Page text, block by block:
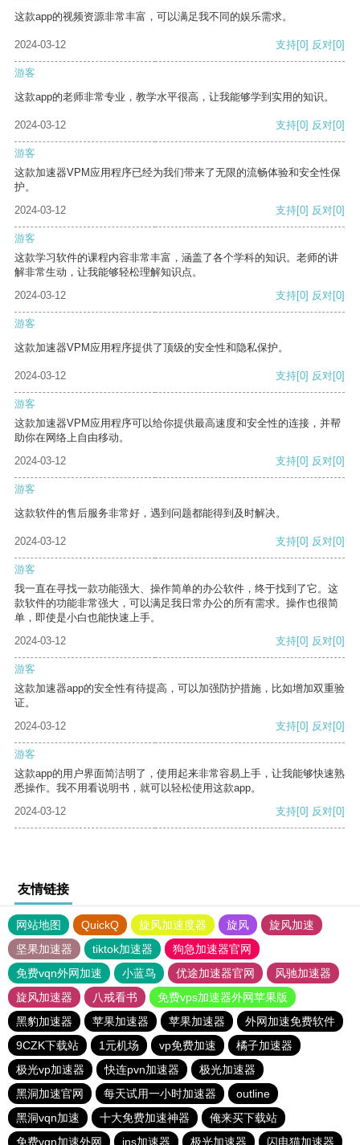
这款app的视频资源非常丰富，可以满足我不同的娱乐需求。
2024-03-12 支持[0] 反对[0]
游客
这款app的老师非常专业，教学水平很高，让我能够学到实用的知识。
2024-03-12 支持[0] 反对[0]
游客
这款加速器VPM应用程序已经为我们带来了无限的流畅体验和安全性保
护。
2024-03-12
支持[0] 反对[0]
游客
这款学习软件的课程内容非常丰富，涵盖了各个学科的知识。老师的讲
解非常生动，让我能够轻松理解知识点。
2024-03-12
支持[0] 反对[0]
游客
这款加速器VPM应用程序提供了顶级的安全性和隐私保护。
2024-03-12 支持[0] 反对[0]
游客
这款加速器VPM应用程序可以给你提供最高速度和安全性的连接，并帮
助你在网络上自由移动。
2024-03-12
支持[0] 反对[0]
游客
这款软件的售后服务非常好，遇到问题都能得到及时解决。
2024-03-12 支持[0] 反对[0]
游客
我一直在寻找一款功能强大、操作简单的办公软件，终于找到了它。这
款软件的功能非常强大，可以满足我日常办公的所有需求。操作也很简
单，即使是小白也能快速上手。
2024-03-12
支持[0] 反对[0]
游客
这款加速器app的安全性有待提高，可以加强防护措施，比如增加双重验
证。
2024-03-12
支持[0] 反对[0]
游客
这款app的用户界面简洁明了，使用起来非常容易上手，让我能够快速熟
悉操作。我不用看说明书，就可以轻松使用这款app。
2024-03-12
支持[0] 反对[0]
友情链接
网站地图 QuickQ 旋风加速度器 旋风
旋风加速
坚果加速器
tiktok加速器
狗急加速器官网
免费vqn外网加速
小蓝鸟 优途加速器官网
风驰加速器
旋风加速器
八戒看书
免费vps加速器外网苹果版
黑豹加速器
苹果加速器 苹果加速器
外网加速免费软件
9CZK下载站
1元机场 vp免费加速
橘子加速器
极光vp加速器
快连pvn加速器
极光加速器
黑洞加速官网
每天试用一小时加速器
outline
黑洞vqn加速
十大免费加速神器
俺来买下载站
免费vqn加速外网
ins加速器 极光加速器 闪电猫加速器